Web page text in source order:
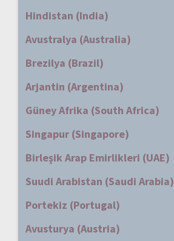
Hindistan (India)
Avustralya (Australia)
Brezilya (Brazil)
Arjantin (Argentina)
Güney Afrika (South Africa)
Singapur (Singapore)
Birleşik Arap Emirlikleri (UAE)
Suudi Arabistan (Saudi Arabia)
Portekiz (Portugal)
Avusturya (Austria)